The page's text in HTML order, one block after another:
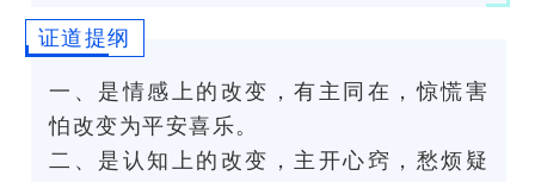
证道提纲
一、是情感上的改变，有主同在，惊慌害
怕改变为平安喜乐。
二、是认知上的改变，主开心窍，愁烦疑